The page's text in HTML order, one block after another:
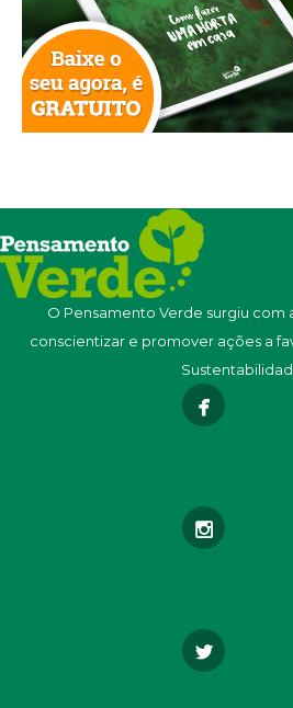
O Pensamento Verde surgiu com
conscientizar e promover ações a